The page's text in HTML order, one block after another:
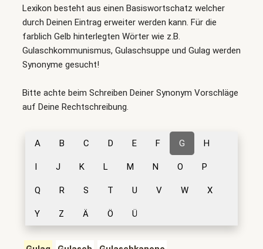
Lexikon besteht aus einen Basiswortschatz welcher
durch Deinen Eintrag erweiter werden kann. Für die
farblich Gelb hinterlegten Wörter wie z.B.
Gulaschkommunismus, Gulaschsuppe und Gulag werden
Synonyme gesucht!
Bitte achte beim Schreiben Deiner Synonym Vorschläge
auf Deine Rechtschreibung.
A B C D E F G H
I J K L M N O P
Q R S T U V W X
Y Z Ä Ö Ü